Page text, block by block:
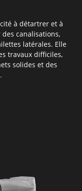
à détartrer et à
canalisations,
latérales. Elle
travaux difficiles,
solides et des